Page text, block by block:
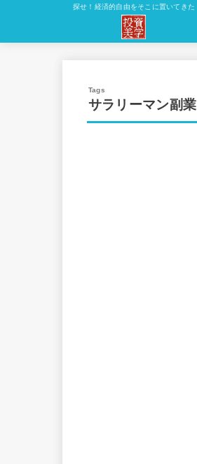
探せ！経済的自由をそこに置いてきた
サラリーマン副業